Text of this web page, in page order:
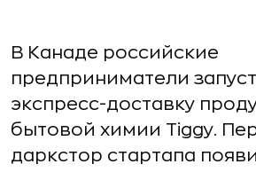
В Канаде российские
предприниматели
экспресс-доставку
бытовой химии Tiggy.
даркстор стартапа